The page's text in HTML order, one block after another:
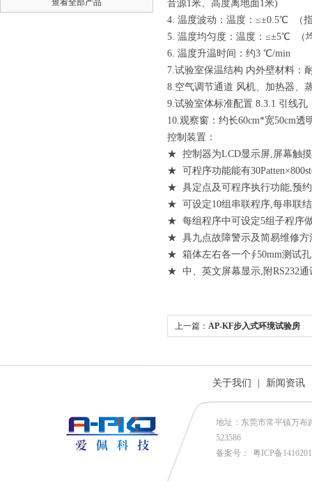
查看全部产品
音源1米、高度离地面1米)
4. 温度波动：温度：≤±0.5℃ （
5. 温度均匀度：温度：≤±5℃ （
6. 温度升温时间：约3 ℃/min
7.试验室保温结构 内外壁材料：
8.空气调节通道 风机、加热器、
9.试验室体标准配置 8.3.1 引线
10.观察窗：约长60cm*宽50cm
控制装置：
★ 控制器为LCD显示屏,屏幕触
★ 可程序功能能有
★ 具定点及可程序执行功能,预
★ 可设定10组串联程序,每串联
★ 每组程序中可设定5组子程序
★ 具九点故障警示及简易维修方
★ 箱体左右各一个∮50mm测试孔
★ 中、英文屏幕显示,附RS232
上一篇： AP-KF步入式环境试验房
关于我们 新闻资讯
地址：东莞市常平镇万布
523586
备案号：
粤ICP备